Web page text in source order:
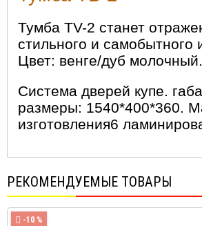
Тумба TV-2 станет
стильного и самобытного
Цвет: венге/дуб молочный.
Система дверей купе.
размеры: 1540*400*360.
изготовления6
РЕКОМЕНДУЕМЫЕ ТОВАРЫ
-10 %